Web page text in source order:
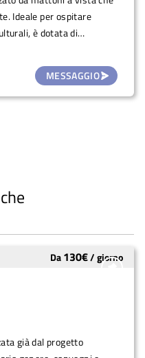
MESSAGGIO
Ideale per ospitare
è dotata di
e versatile,
in un contesto
Da130€/giorno
già dal progetto